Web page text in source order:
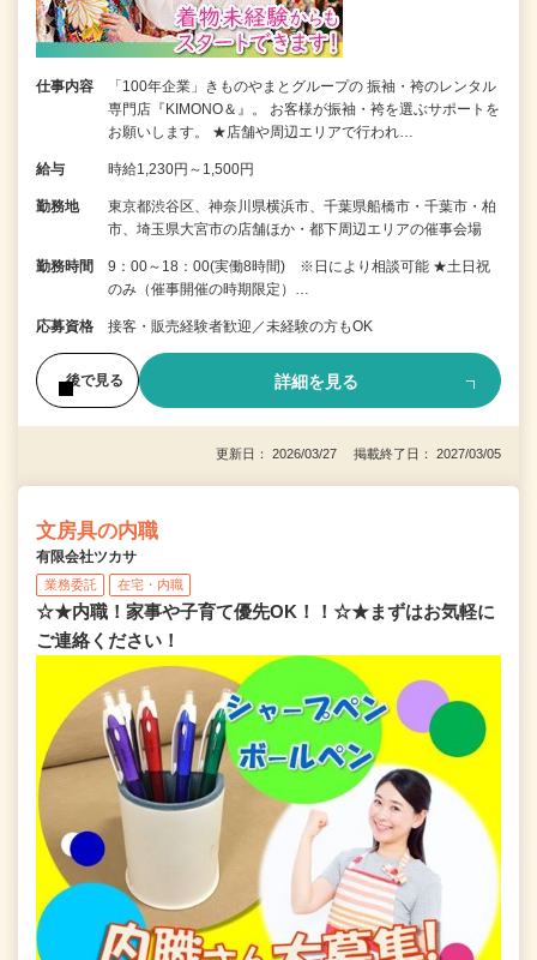
仕事内容
「100年企業」きものやまとグループの 振袖・袴のレンタル
専門店『KIMONO＆』。 お客様が振袖・袴を選ぶサポートを
お願いします。 ★店舗や周辺エリアで行われ…
給与 時給1,230円～1,500円
勤務地
東京都渋谷区、神奈川県横浜市、千葉県船橋市・千葉市・柏
市、埼玉県大宮市の店舗ほか・都下周辺エリアの催事会場
勤務時間
9：00～18：00(実働8時間) ※日により相談可能 ★土日祝
のみ（催事開催の時期限定）…
応募資格 接客・販売経験者歓迎／未経験の方もOK
後で見る 詳細を見る
更新日： 2026/03/27 掲載終了日： 2027/03/05
文房具の内職
有限会社ツカサ
業務委託 在宅・内職
☆★内職！家事や子育て優先OK！！☆★まずはお気軽に
ご連絡ください！